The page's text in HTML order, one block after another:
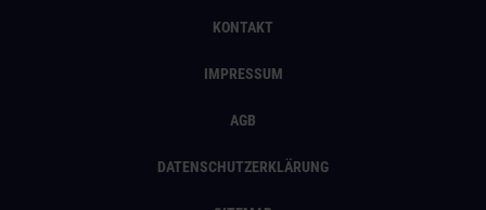
KONTAKT
IMPRESSUM
AGB
DATENSCHUTZERKLÄRUNG